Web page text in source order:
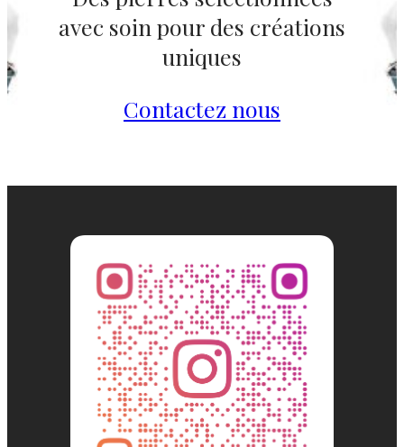
avec soin pour des créations
uniques
Contactez nous